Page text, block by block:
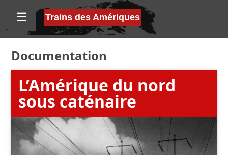
☰ Trains des Amériques
Documentation
L’Amérique du nord
sous caténaire